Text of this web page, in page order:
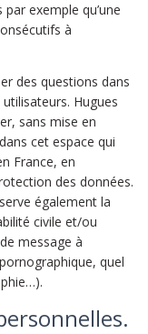
exemple qu’une
à
des questions dans
Hugues
sans mise en
cet espace qui
France, en
des données.
également la
civile et/ou
message à
quel